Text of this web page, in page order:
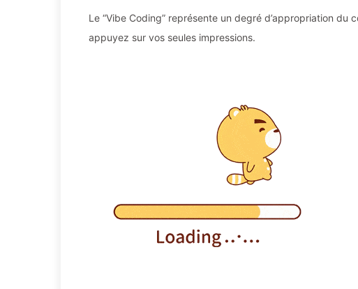
Le “Vibe Coding” représente un degré d’appropriation
appuyez sur vos seules impressions.